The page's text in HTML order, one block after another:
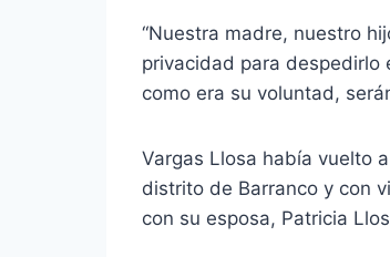
“Nuestra madre, nuestro
privacidad para despedirlo
como era su voluntad,
Vargas Llosa había vuelto
distrito de Barranco y con
con su esposa, Patricia